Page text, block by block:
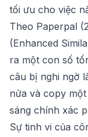
tối ưu cho việc
Theo Paperpal
(Enhanced
ra một con số
câu bị nghi ngờ
nửa và copy
sáng chính xác
Sự tinh vi của